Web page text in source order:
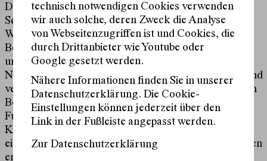
Das ist die Geschichte von einem alten Herrenhaus.
Seit 140 Jahren steht ihm Nora als Hausherrin vor.
Während sie im Wohnzimmer erfolgreich ihre
Befreiung aus patriarchalen Rollenbildern aufführt
und ihren Mann verlässt, warten in Nebenräumen
Nebenfiguren auf ihre Auftritte – mit knappem Text und
vernachlässigten Geschichten. Doch die Autorin Sivan
Ben Yishai lässt sie in ihrem Theaterstück aus den
Fußnoten der Geschichte hervortreten. Spot on:
Kindermädchen Anne-Marie, Hausmädchen Helene,
ein Paketbote. Sie übernehmen die Bühne und ergreifen
endlich das Wort. Und wenn sie das Herrenhaus
technisch notwendigen Cookies verwenden
wir auch solche, deren Zweck die Analyse
von Webseitenzugriffen ist und Cookies, die
durch Drittanbieter wie Youtube oder
Google gesetzt werden.
Nähere Informationen finden Sie in unserer
Datenschutzerklärung. Die Cookie-
Einstellungen können jederzeit über den
Link in der Fußleiste angepasst werden.
Zur Datenschutzerklärung